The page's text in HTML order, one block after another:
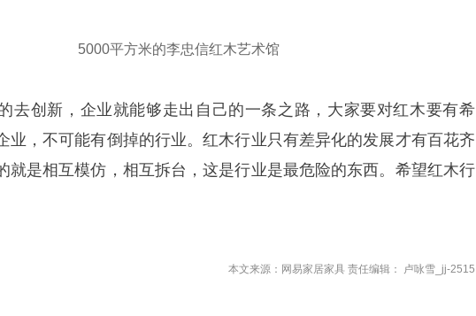
5000平方米的李忠信红木艺术馆
去创新，企业就能够走出自己的一条之路，大家要对红木要有希
业，不可能有倒掉的行业。红木行业只有差异化的发展才有百花齐
就是相互模仿，相互拆台，这是行业是最危险的东西。希望红木行
本文来源：网易家居家具 责任编辑： 卢咏雪_jj-2515